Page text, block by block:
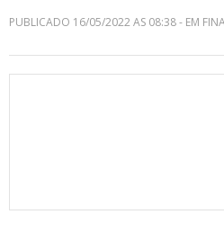
PUBLICADO 16/05/2022 AS 08:38 - EM